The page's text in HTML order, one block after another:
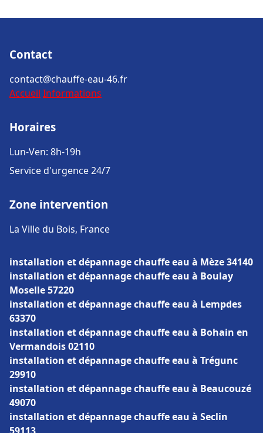
Contact
contact@chauffe-eau-46.fr
Accueil Informations
Horaires
Lun-Ven: 8h-19h
Service d'urgence 24/7
Zone intervention
La Ville du Bois, France
installation et dépannage chauffe eau à Mèze 34140
installation et dépannage chauffe eau à Boulay
Moselle 57220
installation et dépannage chauffe eau à Lempdes
63370
installation et dépannage chauffe eau à Bohain en
Vermandois 02110
installation et dépannage chauffe eau à Trégunc
29910
installation et dépannage chauffe eau à Beaucouzé
49070
installation et dépannage chauffe eau à Seclin